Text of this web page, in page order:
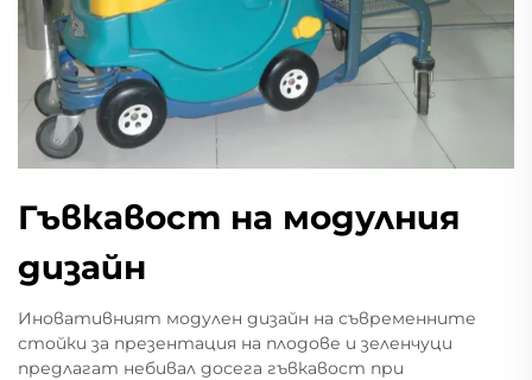
Гъвкавост на модулния
дизайн
Иновативният модулен дизайн на съвременните
стойки за презентация на плодове и зеленчуци
предлагат небивал досега гъвкавост при